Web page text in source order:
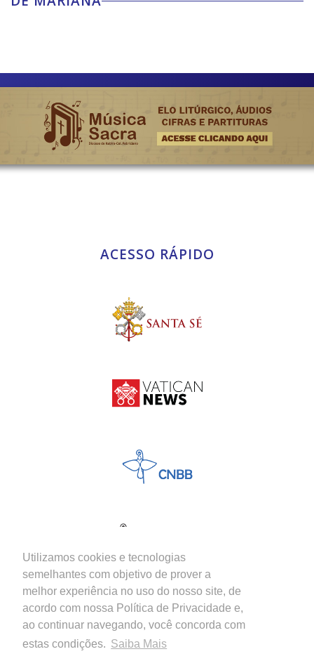
Utilizamos cookies e tecnologias
semelhantes com objetivo de prover a
melhor experiência no uso do nosso site, de
acordo com nossa Política de Privacidade e,
ao continuar navegando, você concorda com
estas condições. Saiba Mais
ACESSO RÁPIDO